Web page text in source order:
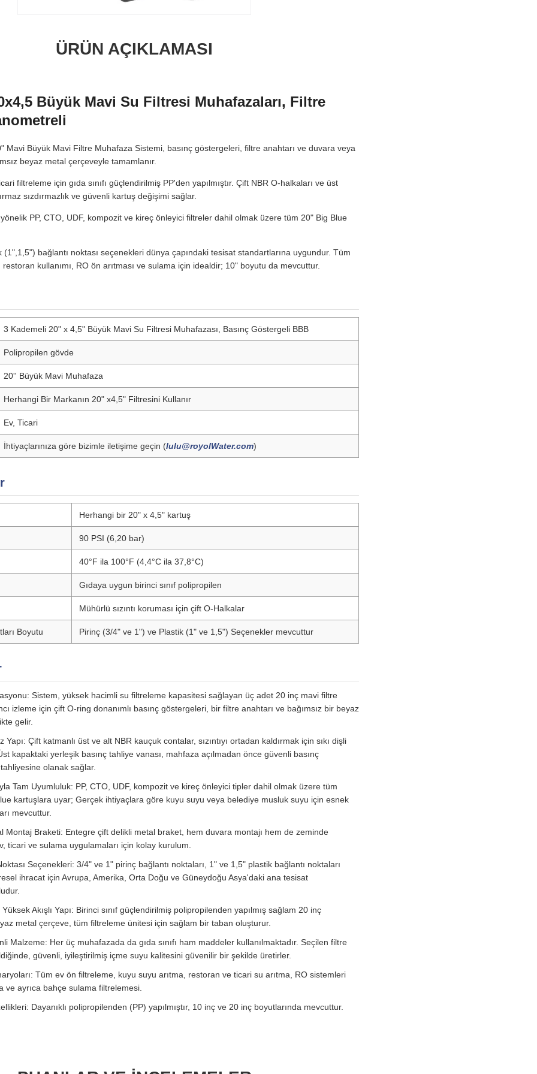
ÜRÜN AÇIKLAMASI
Büyük Mavi Su Filtresi Muhafazaları, Filtre
Mavi Büyük Mavi Filtre Muhafaza Sistemi, basınç göstergeleri, filtre anahtarı ve duvara veya
beyaz metal çerçeveyle tamamlanır.
filtreleme için gıda sınıfı güçlendirilmiş PP'den yapılmıştır. Çift NBR O-halkaları ve üst
sızdırmazlık ve güvenli kartuş değişimi sağlar.
PP, CTO, UDF, kompozit ve kireç önleyici filtreler dahil olmak üzere tüm 20" Big Blue
bağlantı noktası seçenekleri dünya çapındaki tesisat standartlarına uygundur. Tüm
kullanımı, RO ön arıtması ve sulama için idealdir; 10" boyutu da mevcuttur.
3 Kademeli 20" x 4,5" Büyük Mavi Su Filtresi Muhafazası, Basınç Göstergeli BBB
Polipropilen gövde
20'' Büyük Mavi Muhafaza
Herhangi Bir Markanın 20" x4,5" Filtresini Kullanır
Ev, Ticari
İhtiyaçlarınıza göre bizimle iletişime geçin (lulu@royolWater.com)
Herhangi bir 20" x 4,5" kartuş
90 PSI (6,20 bar)
40°F ila 100°F (4,4°C ila 37,8°C)
Gıdaya uygun birinci sınıf polipropilen
Mühürlü sızıntı koruması için çift O-Halkalar
Boyutu Pirinç (3/4" ve 1") ve Plastik (1" ve 1,5") Seçenekler mevcuttur
Sistem, yüksek hacimli su filtreleme kapasitesi sağlayan üç adet 20 inç mavi filtre
izleme için çift O-ring donanımlı basınç göstergeleri, bir filtre anahtarı ve bağımsız bir beyaz
gelir.
Yapı: Çift katmanlı üst ve alt NBR kauçuk contalar, sızıntıyı ortadan kaldırmak için sıkı dişli
kapaktaki yerleşik basınç tahliye vanası, mahfaza açılmadan önce güvenli basınç
olanak sağlar.
Tam Uyumluluk: PP, CTO, UDF, kompozit ve kireç önleyici tipler dahil olmak üzere tüm
kartuşlara uyar; Gerçek ihtiyaçlara göre kuyu suyu veya belediye musluk suyu için esnek
mevcuttur.
Montaj Braketi: Entegre çift delikli metal braket, hem duvara montajı hem de zeminde
ticari ve sulama uygulamaları için kolay kurulum.
Seçenekleri: 3/4" ve 1" pirinç bağlantı noktaları, 1" ve 1,5" plastik bağlantı noktaları
ihracat için Avrupa, Amerika, Orta Doğu ve Güneydoğu Asya'daki ana tesisat
Akışlı Yapı: Birinci sınıf güçlendirilmiş polipropilenden yapılmış sağlam 20 inç
metal çerçeve, tüm filtreleme ünitesi için sağlam bir taban oluşturur.
Malzeme: Her üç muhafazada da gıda sınıfı ham maddeler kullanılmaktadır. Seçilen filtre
güvenli, iyileştirilmiş içme suyu kalitesini güvenilir bir şekilde üretirler.
Tüm ev ön filtreleme, kuyu suyu arıtma, restoran ve ticari su arıtma, RO sistemleri
ve ayrıca bahçe sulama filtrelemesi.
Dayanıklı polipropilenden (PP) yapılmıştır, 10 inç ve 20 inç boyutlarında mevcuttur.